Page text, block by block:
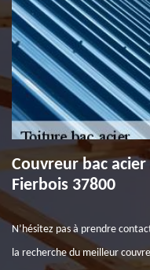
Couvreur bac
Fierbois 37800
N’hésitez pas à prendre
la recherche du meilleur